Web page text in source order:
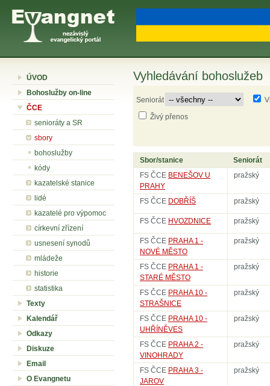
ÚVOD
Bohoslužby on-line
ČCE
senioráty a SR
sbory
bohoslužby
kódy
kazatelské stanice
lidé
kazatelé pro výpomoc
církevní zřízení
usnesení synodů
mládeže
historie
statistika
Texty
Kalendář
Odkazy
Diskuze
Email
O Evangnetu
Vyhledávání bohoslužeb
Seniorát
Živý přenos
Sbor/stanice
Seniorát
FS ČCE BENEŠOV U
PRAHY
pražský
FS ČCE DOBŘÍŠ pražský
FS ČCE HVOZDNICE pražský
FS ČCE PRAHA 1 -
NOVÉ MĚSTO
pražský
FS ČCE PRAHA 1 -
STARÉ MĚSTO
pražský
FS ČCE PRAHA 10 -
STRAŠNICE
pražský
FS ČCE PRAHA 10 -
UHŘÍNĚVES
pražský
FS ČCE PRAHA 2 -
VINOHRADY
pražský
FS ČCE PRAHA 3 -
JAROV
pražský